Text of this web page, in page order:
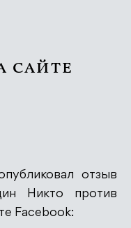
САЙТЕ
отзыв
Никто против
Facebook: